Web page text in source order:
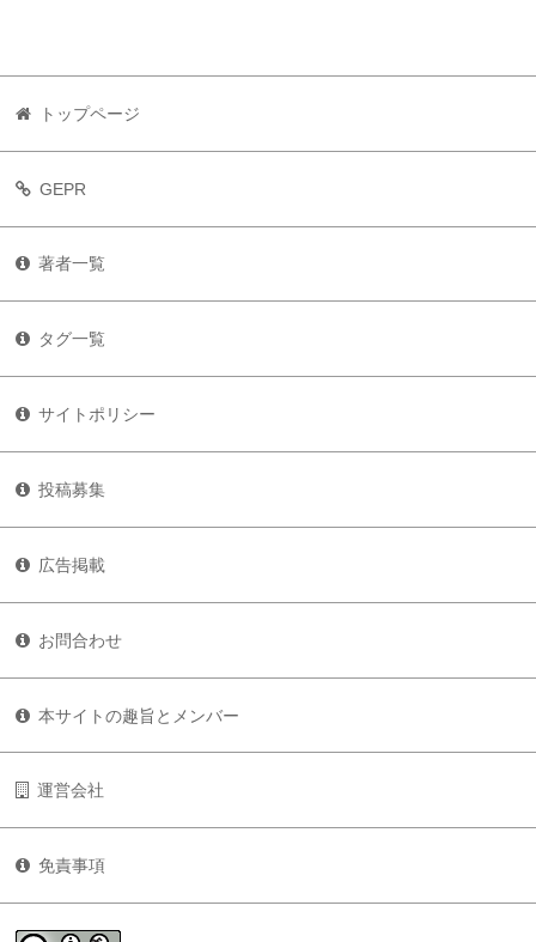
トップページ
GEPR
著者一覧
タグ一覧
サイトポリシー
投稿募集
広告掲載
お問合わせ
本サイトの趣旨とメンバー
運営会社
免責事項